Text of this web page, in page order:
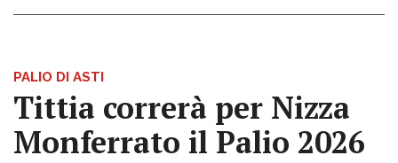
PALIO DI ASTI
Tittia correrà per Nizza
Monferrato il Palio 2026